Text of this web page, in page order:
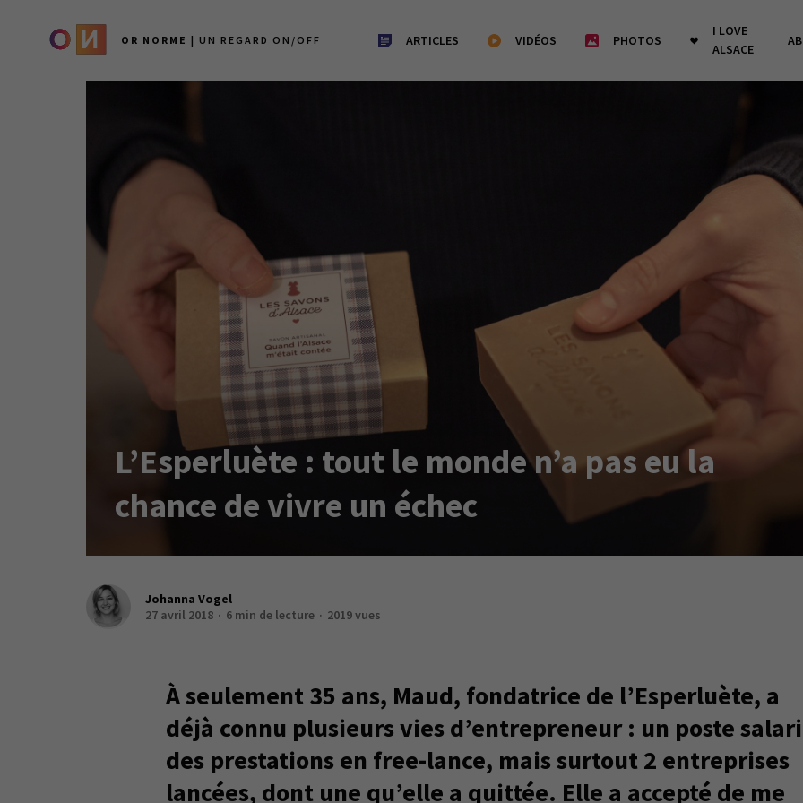
OR NORME | UN REGARD ON/OFF ARTICLES VIDÉOS PHOTOS
I LOVE
ALSACE
L’Esperluète : tout le monde n’a pas eu la
chance de vivre un échec
Johanna Vogel
27 avril 2018
6 min de lecture 2019 vues
À seulement 35 ans, Maud, fondatrice de l’Esperluète, a
déjà connu plusieurs vies d’entrepreneur : un poste
des prestations en free-lance, mais surtout 2 entreprises
lancées, dont une qu’elle a quittée. Elle a accepté de me